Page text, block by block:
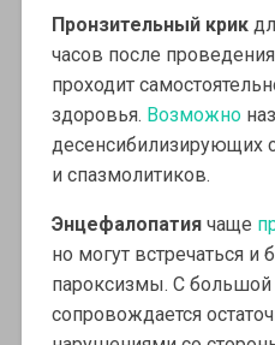
Пронзительный крик
часов после
проходит
здоровья. Возможно
десенсибилизирующих
и спазмолитиков.
Энцефалопатиячаще
но могут встречаться
пароксизмы. С большой
сопровождается